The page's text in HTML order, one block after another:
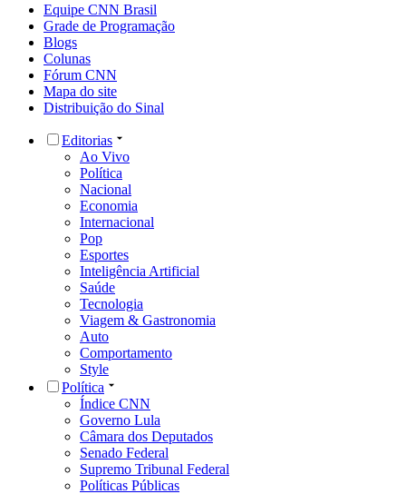
Equipe CNN Brasil
Grade de Programação
Blogs
Colunas
Fórum CNN
Mapa do site
Distribuição do Sinal
Editorias
Ao Vivo
Política
Nacional
Economia
Internacional
Pop
Esportes
Inteligência Artificial
Saúde
Tecnologia
Viagem & Gastronomia
Auto
Comportamento
Style
Política
Índice CNN
Governo Lula
Câmara dos Deputados
Senado Federal
Supremo Tribunal Federal
Políticas Públicas